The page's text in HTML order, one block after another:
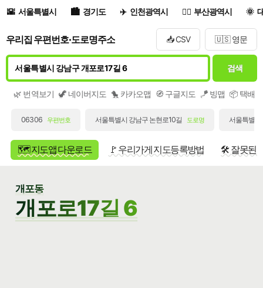
서울특별시 경기도 인천광역시 부산광역시
우리집 우편번호·도로명주소 📥 CSV 🇺🇸 영문
검색
🌿 번역보기 🦖 네이버지도 🐤 카카오맵 🧭 구글지도 🪁 빙맵 📦 택배/
06306 우편번호 서울특별시 강남구 논현로10길 도로명 서울특별
🗺️ 지도앱 다운로드 🚩 우리가게 지도등록방법 🛠️ 잘못된
개포동
개포로17길 6